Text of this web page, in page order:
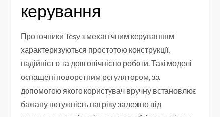
керування
Проточники Tesy з механічним керуванням
характеризуються простотою конструкції,
надійністю та довговічністю роботи. Такі моделі
оснащені поворотним регулятором, за
допомогою якого користувач вручну встановлює
бажану потужність нагріву залежно від